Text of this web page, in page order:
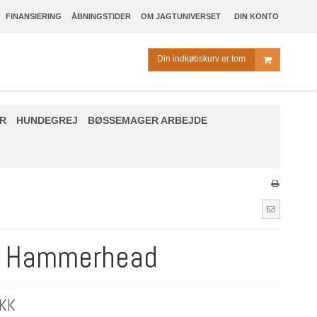
FINANSIERING ÅBNINGSTIDER OM JAGTUNIVERSET DIN KONTO
Din indkøbskurv er tom
HUNDEGREJ BØSSEMAGER ARBEJDE